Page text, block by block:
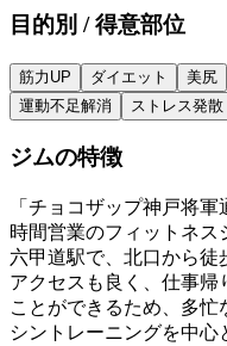
目的別 / 得意部位
筋力UP ダイエット 美尻
運動不足解消
ストレス発散
ジムの特徴
「チョコザップ神戸将
時間営業のフィットネス
六甲道駅で、北口から徒
アクセスも良く、仕事帰
ことができるため、多
シントレーニングを中